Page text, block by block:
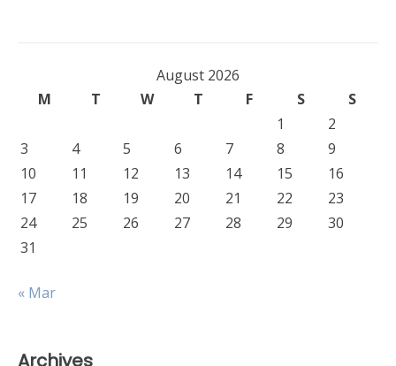
August 2026
M
T W T F S
S
1
2
3
4 5 6 7 8
9
10
11 12 13 14 15
16
17
18 19 20 21 22
23
24
25 26 27 28 29
30
31
« Mar
Archives